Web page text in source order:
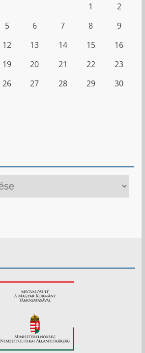
1
2
5 6 7 8
9
12 13 14 15
16
19 20 21 22
23
26 27 28 29
30